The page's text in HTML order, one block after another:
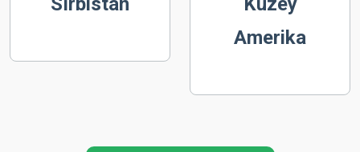
Amerika